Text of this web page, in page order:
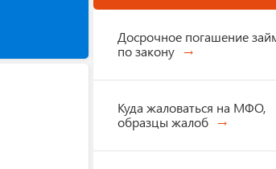
Досрочное погашение
по закону
Куда жаловаться на МФО,
образцы жалоб